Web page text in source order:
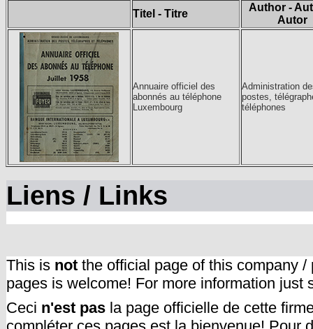
Titel - Titre
Author -
Autor
Annuaire officiel des
abonnés au téléphone
Luxembourg
Administration
postes,
téléphones
Liens / Links
This is not the official page of this company
pages is welcome! For more information just
Ceci n'est pas la page officielle de cette